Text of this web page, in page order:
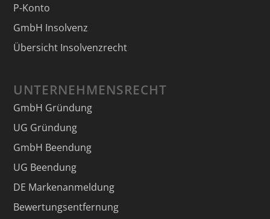
P-Konto
GmbH Insolvenz
Übersicht Insolvenzrecht
UNTERNEHMENSRECHT
GmbH Gründung
UG Gründung
GmbH Beendung
UG Beendung
DE Markenanmeldung
Bewertungsentfernung